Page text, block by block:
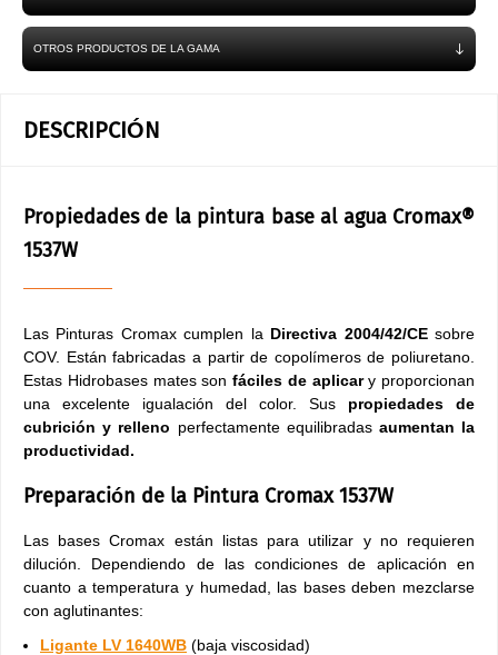
OTROS PRODUCTOS DE LA GAMA
DESCRIPCIÓN
Propiedades de la pintura base al agua Cromax®
1537W
Las Pinturas Cromax cumplen la Directiva 2004/42/CEsobre
COV. Están fabricadas a partir de copolímeros de poliuretano.
Estas Hidrobases mates son fáciles de aplicary proporcionan
una excelente igualación del color. Sus propiedades de
cubrición y relleno perfectamente equilibradas aumentan la
productividad.
Preparación de la Pintura Cromax 1537W
Las bases Cromax están listas para utilizar y no requieren
dilución. Dependiendo de las condiciones de aplicación en
cuanto a temperatura y humedad, las bases deben mezclarse
con aglutinantes:
Ligante LV 1640WB (baja viscosidad)